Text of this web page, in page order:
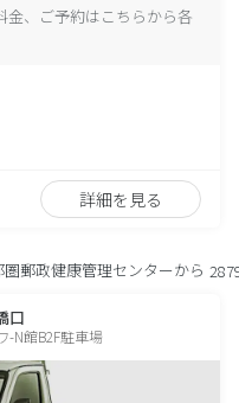
金、ご予約はこちらから各
詳細を見る
郵政健康管理センターから
口
-N館B2F駐車場